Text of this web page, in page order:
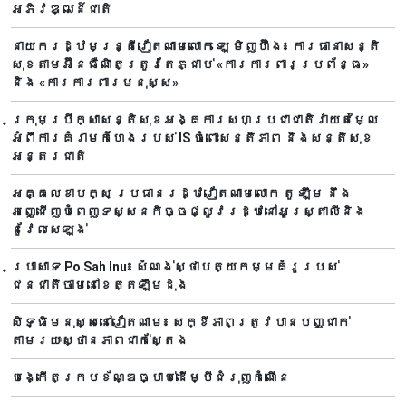
អភិវឌ្ឍន៍ជាតិ
នាយករដ្ឋមន្ត្រីវៀតណាមលោក ឡេ មិញហ៊ឹង៖ ការធានាសន្តិ
សុខតាមអ៊ីនធឺណិតត្រូវតែភ្ជាប់ «ការការពារប្រព័ន្ធ»
និង «ការការពារមនុស្ស»
ក្រុមប្រឹក្សាសន្តិសុខអង្គការសហប្រជាជាតិវាយតម្លៃ
អំពីការគំរាមកំហែងរបស់ IS ចំពោះសន្តិភាព និងសន្តិសុខ
អន្តរជាតិ
អគ្គលេខាបក្ស ប្រធានរដ្ឋវៀតណាមលោក តូ ឡឹម នឹង
អញ្ជើញបំពេញទស្សនកិច្ចផ្លូវរដ្ឋនៅអូស្ត្រាលីនិង
នូវែលសេឡង់
ប្រាសាទ Po Sah Inu៖ សំណង់ស្ថាបត្យកម្មគំរូរបស់
ជនជាតិចាមនៅខេត្តឡឹមដុង
សិទ្ធិមនុស្សនៅវៀតណាម៖ សក្ខីភាពត្រូវបានបញ្ជាក់
តាមរយៈស្ថានភាពជាក់ស្តែង
បង្កើតក្របខ័ណ្ឌច្បាប់ដើម្បីជំរុញកំណើន